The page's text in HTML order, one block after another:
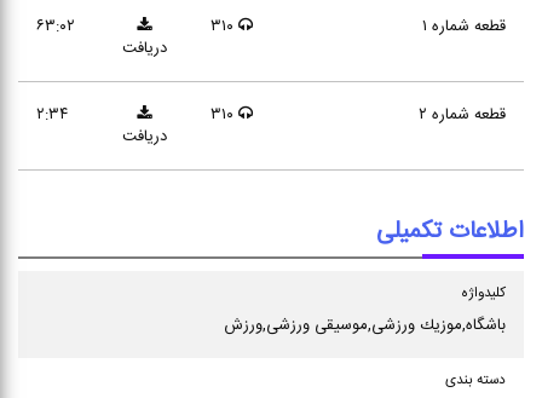
قطعه شماره ۱
۶۳:۰۲
دریافت
۳۱۰
قطعه شماره ۲
۲:۳۴
دریافت
۳۱۰
اطلاعات تکمیلی
كلیدواژه
باشگاه,موزیك ورزشی,موسیقی ورزشی,ورزش
دسته بندی